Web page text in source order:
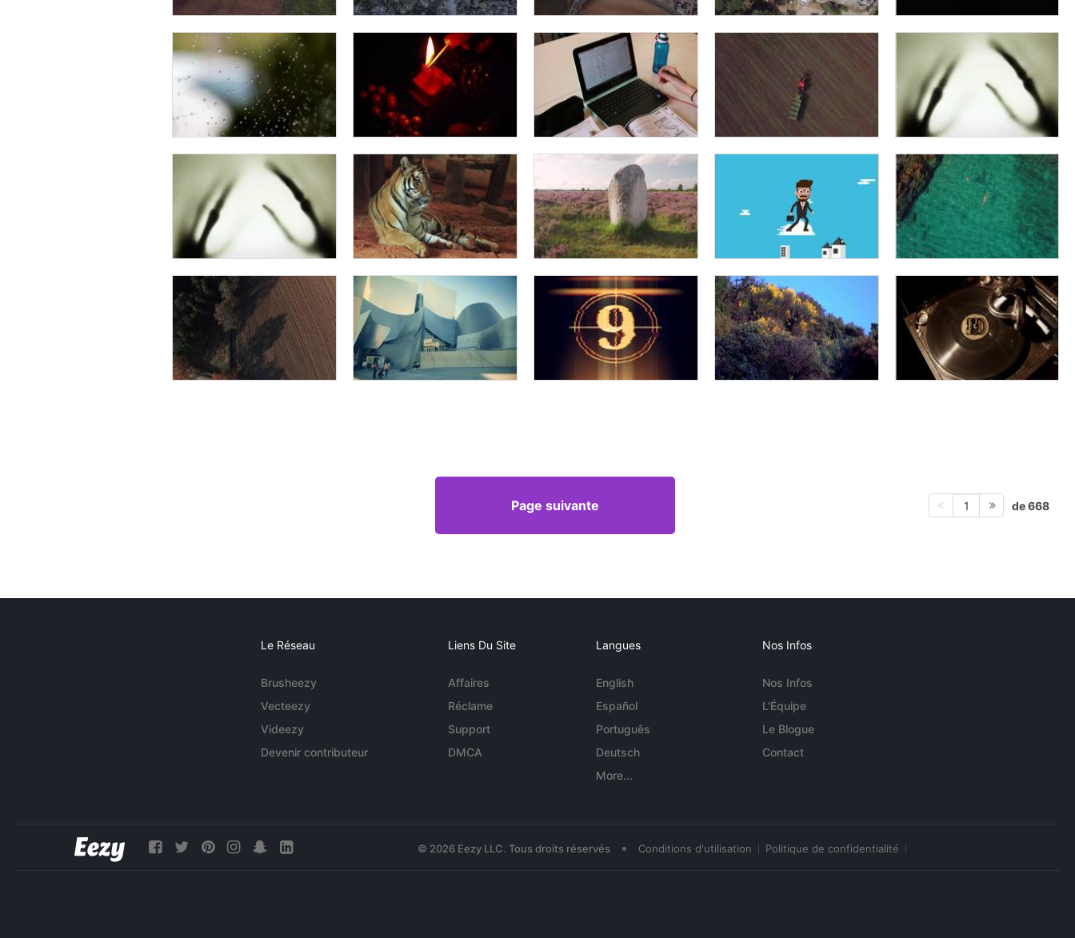
Page suivante 1 de 668
Le Réseau
Brusheezy
Vecteezy
Videezy
Devenir contributeur
Liens Du Site
Affaires
Réclame
Support
DMCA
Langues
English
Español
Português
Deutsch
More...
Nos Infos
Nos Infos
L'Équipe
Le Blogue
Contact
© 2026 Eezy LLC. Tous droits réservés • Conditions d'utilisation Politique de confidentialité